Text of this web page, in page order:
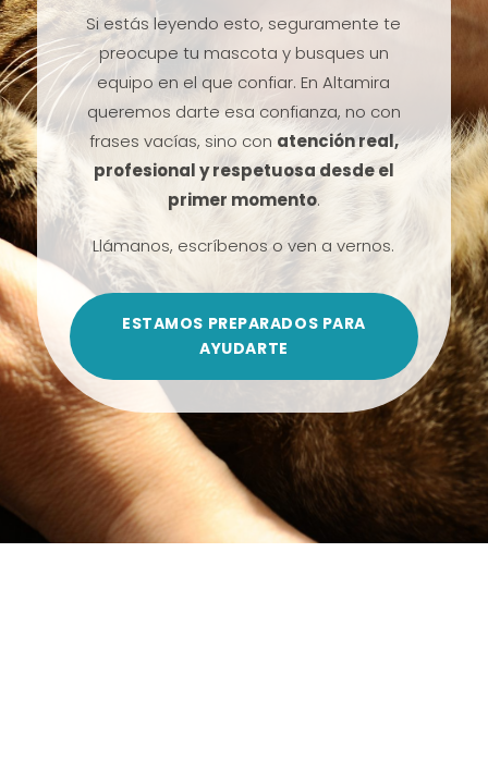
Si estás leyendo esto, seguramente te
preocupe tu mascota y busques un
equipo en el que confiar. En Altamira
queremos darte esa confianza, no con
frases vacías, sino con atención real,
profesional y respetuosa desde el
primer momento.
Llámanos, escríbenos o ven a vernos.
ESTAMOS PREPARADOS PARA
AYUDARTE